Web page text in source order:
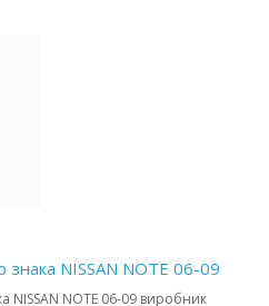
знака NISSAN NOTE 06-09
NISSAN NOTE 06-09 виробник